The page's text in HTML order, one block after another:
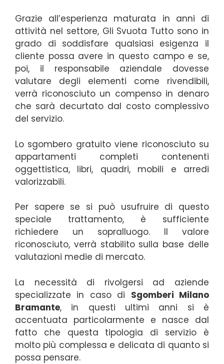
Grazie all’esperienza maturata in anni di
attività nel settore, Gli Svuota Tutto sono in
grado di soddisfare qualsiasi esigenza il
cliente possa avere in questo campo e se,
poi, il responsabile aziendale dovesse
valutare degli elementi come rivendibili,
verrà riconosciuto un compenso in denaro
che sarà decurtato dal costo complessivo
del servizio.
Lo sgombero gratuito viene riconosciuto su
appartamenti completi contenenti
oggettistica, libri, quadri, mobili e arredi
valorizzabili.
Per sapere se si può usufruire di questo
speciale trattamento, è sufficiente
richiedere un sopralluogo. Il valore
riconosciuto, verrà stabilito sulla base delle
valutazioni medie di mercato.
La necessità di rivolgersi ad aziende
specializzate in caso di Sgomberi Milano
Bramante, in questi ultimi anni si è
accentuata particolarmente e nasce dal
fatto che questa tipologia di servizio è
molto più complessa e delicata di quanto si
possa pensare.